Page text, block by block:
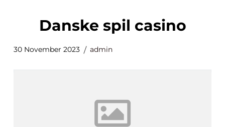
danske spil casino
30 November 2023 admin